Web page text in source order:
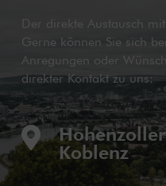
Der direkte Austausch
Gerne können Sie sich
Anregungen oder
direkter Kontakt zu uns:

Koblenz